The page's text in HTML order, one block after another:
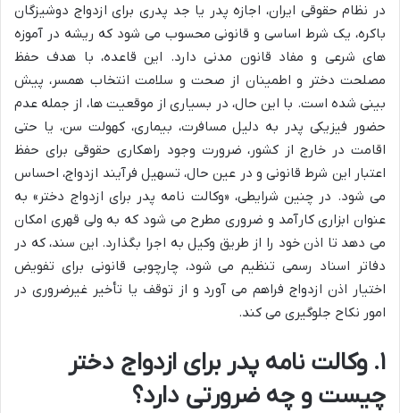
در نظام حقوقی ایران، اجازه پدر یا جد پدری برای ازدواج دوشیزگان
باکره، یک شرط اساسی و قانونی محسوب می شود که ریشه در آموزه
های شرعی و مفاد قانون مدنی دارد. این قاعده، با هدف حفظ
مصلحت دختر و اطمینان از صحت و سلامت انتخاب همسر، پیش
بینی شده است. با این حال، در بسیاری از موقعیت ها، از جمله عدم
حضور فیزیکی پدر به دلیل مسافرت، بیماری، کهولت سن، یا حتی
اقامت در خارج از کشور، ضرورت وجود راهکاری حقوقی برای حفظ
اعتبار این شرط قانونی و در عین حال، تسهیل فرآیند ازدواج، احساس
می شود. در چنین شرایطی، «وکالت نامه پدر برای ازدواج دختر» به
عنوان ابزاری کارآمد و ضروری مطرح می شود که به ولی قهری امکان
می دهد تا اذن خود را از طریق وکیل به اجرا بگذارد. این سند، که در
دفاتر اسناد رسمی تنظیم می شود، چارچوبی قانونی برای تفویض
اختیار اذن ازدواج فراهم می آورد و از توقف یا تأخیر غیرضروری در
امور نکاح جلوگیری می کند.
۱. وکالت نامه پدر برای ازدواج دختر
چیست و چه ضرورتی دارد؟